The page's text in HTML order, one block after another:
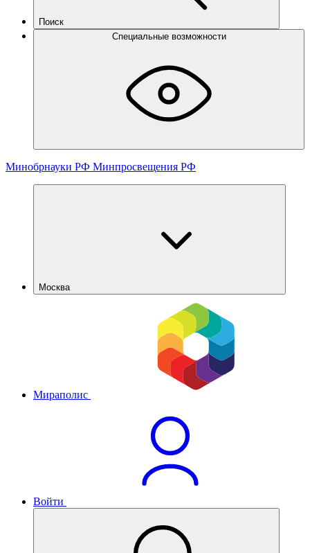
Поиск
Специальные возможности
Минобрнауки РФ Минпросвещения РФ
Москва
Мираполис
Войти